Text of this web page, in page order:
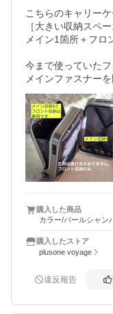
ると思う。
取手に関しては横
の載せ下ろしに便
自分の場合は貴重
ヤルキーじゃなく
購入して4年経ちま
年間の使用回数は7
具合ナシです。
こちらのキャリーケ
［大きい収納スペー
メイン1箇所＋フロ
今まで使っていた
メインファスナー
り、そのほかにフ
ントスペース＝3箇
こちらのキャリー
ファスナーを開け
フロント収納のみ
箇所＝2箇所
そのため、意外に
入れが前提なので
［パソコン入れのス
フロントオープン
ンや資料を取り出
ため、洋服など物
ります。そのため
購入した商品
カラー/パールシャン
購入したストア
plusone voyage
違反報告